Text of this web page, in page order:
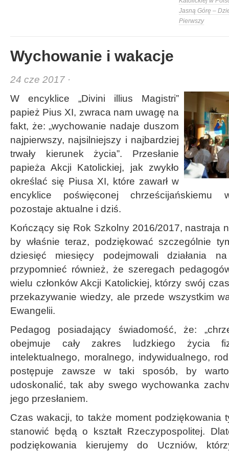
Jasną Górę –
Pierwszy
Wychowanie i wakacje
24 cze 2017 ·
W encyklice „Divini illius Magistri”
papież Pius XI, zwraca nam uwagę na
fakt, że: „wychowanie nadaje duszom
najpierwszy, najsilniejszy i najbardziej
trwały kierunek życia”. Przesłanie
papieża Akcji Katolickiej, jak zwykło
określać się Piusa XI, które zawarł w
encyklice poświęconej chrześcijańskiemu
pozostaje aktualne i dziś.
Kończący się Rok Szkolny 2016/2017, nastraja
by właśnie teraz, podziękować szczególnie
dziesięć miesięcy podejmowali działania
przypomnieć również, że szeregach
wielu członków Akcji Katolickiej, którzy swój
przekazywanie wiedzy, ale przede wszystkim
Ewangelii.
Pedagog posiadający świadomość, że:
obejmuje cały zakres ludzkiego życia
intelektualnego, moralnego, indywidualnego,
postępuje zawsze w taki sposób, by
udoskonalić, tak aby swego wychowanka
jego przesłaniem.
Czas wakacji, to także moment podziękowania
stanowić będą o kształt Rzeczypospolitej.
podziękowania kierujemy do Uczniów,